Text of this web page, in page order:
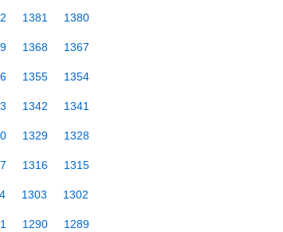
1381 1380
1368 1367
1355 1354
1342 1341
1329 1328
1316 1315
1303 1302
1290 1289